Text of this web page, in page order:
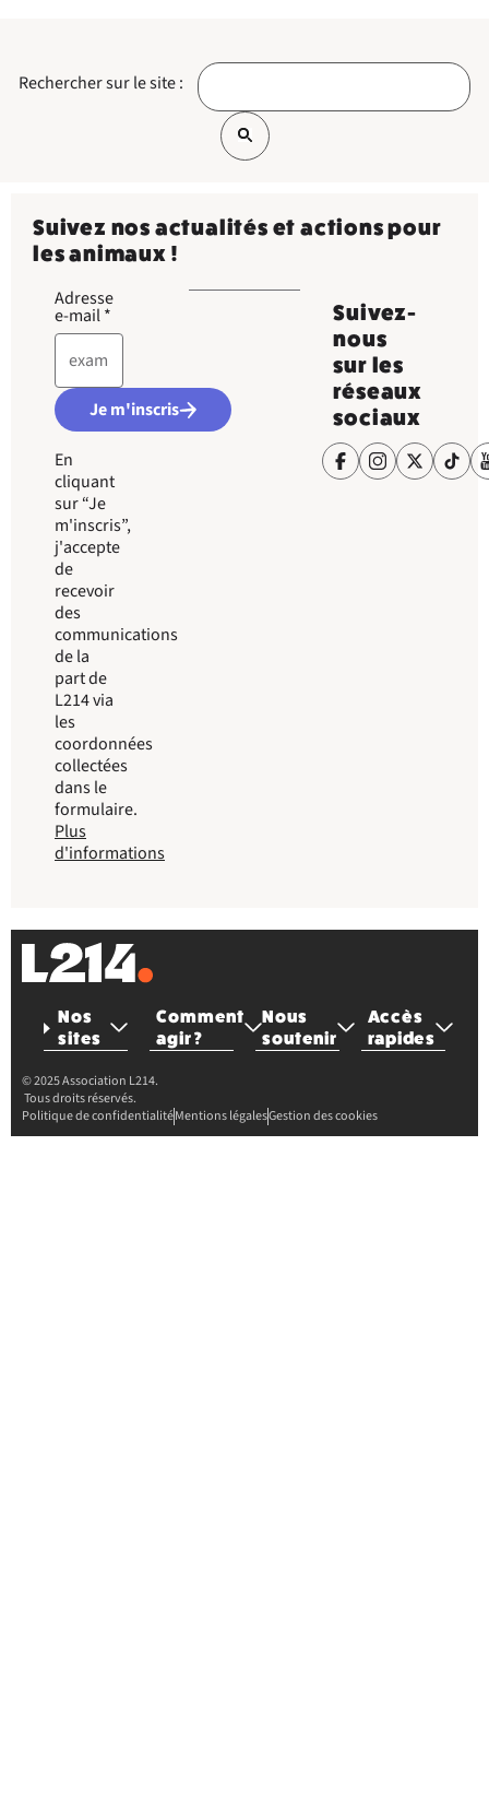
Rechercher sur le site :
Suivez nos actualités et actions pour
les animaux !
Adresse
e-mail*
Je m'inscris
En
cliquant
sur “Je
m'inscris”,
j'accepte
de
recevoir
des
communications
de la
part de
L214 via
les
coordonnées
collectées
dans le
formulaire.
Plus
d'informations
Suivez-
nous
sur les
réseaux
sociaux
Nos
sites
Comment
agir ?
Nous
soutenir
Accès
rapides
© 2025 Association L214.
Tous droits réservés.
Politique de confidentialitéMentions légalesGestion des cookies